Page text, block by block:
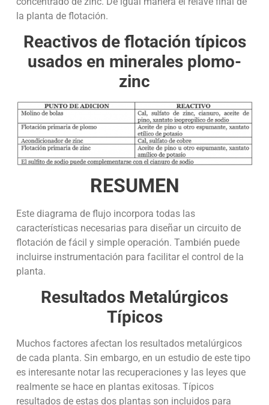
la planta de flotación.
Reactivos de flotación típicos
usados en minerales plomo-
zinc
RESUMEN
Este diagrama de flujo incorpora todas las
características necesarias para diseñar un circuito de
flotación de fácil y simple operación. También puede
incluirse instrumentación para facilitar el control de la
planta.
Resultados Metalúrgicos
Típicos
Muchos factores afectan los resultados metalúrgicos
de cada planta. Sin embargo, en un estudio de este tipo
es interesante notar las recuperaciones y las leyes que
realmente se hace en plantas exitosas. Típicos
resultados de estas dos plantas son incluidos para